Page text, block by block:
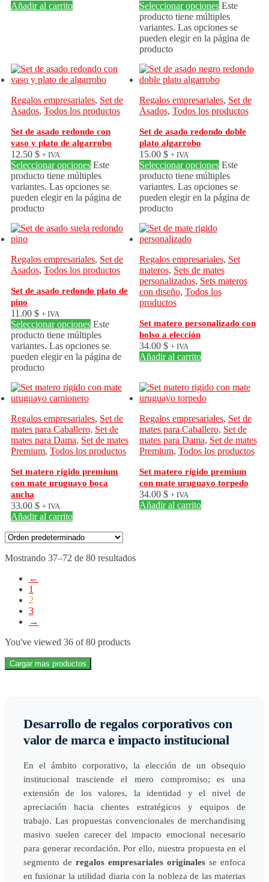
Añadir al carrito Seleccionar opciones Este
producto tiene múltiples
variantes. Las opciones se
pueden elegir en la página de
producto
Regalos empresariales, Set de
Asados, Todos los productos
Set de asado redondo con
vaso y plato de algarrobo
12.50 $ + IVA
Seleccionar opciones Este
producto tiene múltiples
variantes. Las opciones se
pueden elegir en la página de
producto
Regalos empresariales, Set de
Asados, Todos los productos
Set de asado redondo doble
plato algarrobo
15.00 $ + IVA
Seleccionar opciones Este
producto tiene múltiples
variantes. Las opciones se
pueden elegir en la página de
producto
Regalos empresariales, Set de
Asados, Todos los productos
Set de asado redondo plato de
pino
11.00 $ + IVA
Seleccionar opciones Este
producto tiene múltiples
variantes. Las opciones se
pueden elegir en la página de
producto
Regalos empresariales, Set
materos, Sets de mates
personalizados, Sets materos
con diseño, Todos los
productos
Set matero personalizado con
bolso a elección
34.00 $ + IVA
Añadir al carrito
Regalos empresariales, Set de
mates para Caballero, Set de
mates para Dama, Set de mates
Premium, Todos los productos
Set matero rígido premium
con mate uruguayo boca
ancha
33.00 $ + IVA
Añadir al carrito
Regalos empresariales, Set de
mates para Caballero, Set de
mates para Dama, Set de mates
Premium, Todos los productos
Set matero rígido premium
con mate uruguayo torpedo
34.00 $ + IVA
Añadir al carrito
Mostrando 37–72 de 80 resultados
←
1
2
3
→
You've viewed 36 of 80 products
Cargar mas productos
Desarrollo de regalos corporativos con
valor de marca e impacto institucional
En el ámbito corporativo, la elección de un obsequio
institucional trasciende el mero compromiso; es una
extensión de los valores, la identidad y el nivel de
apreciación hacia clientes estratégicos y equipos de
trabajo. Las propuestas convencionales de merchandising
masivo suelen carecer del impacto emocional necesario
para generar recordación. Por ello, nuestra propuesta en el
segmento de regalos empresariales originales se enfoca
en fusionar la utilidad diaria con la nobleza de las materias